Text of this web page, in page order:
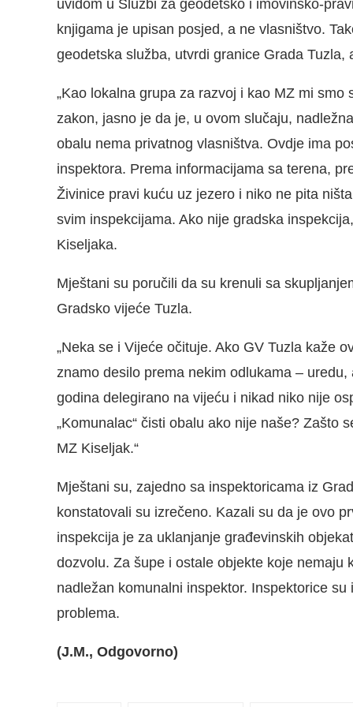
uvidom u Službi za geodetsko i imovinsko-
knjigama je upisan posjed, a ne vlasništvo.
geodetska služba, utvrdi granice Grada
„Kao lokalna grupa za razvoj i kao MZ mi
zakon, jasno je da je, u ovom slučaju,
obalu nema privatnog vlasništva. Ovdje ima
inspektora. Prema informacijama sa terena,
Živinice pravi kuću uz jezero i niko ne pita
svim inspekcijama. Ako nije gradska
Kiseljaka.
Mještani su poručili da su krenuli sa
Gradsko vijeće Tuzla.
„Neka se i Vijeće očituje. Ako GV Tuzla kaže
znamo desilo prema nekim odlukama –
godina delegirano na vijeću i nikad niko nije
„Komunalac“ čisti obalu ako nije naše? Zašto
MZ Kiseljak.“
Mještani su, zajedno sa inspektoricama iz
konstatovali su izrečeno. Kazali su da je ovo
inspekcija je za uklanjanje građevinskih
dozvolu. Za šupe i ostale objekte koje
nadležan komunalni inspektor. Inspektorice
problema.
(J.M., Odgovorno)